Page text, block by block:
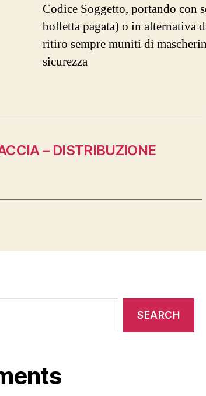
Codice Soggetto, portando con
bolletta pagata) o in alternativa
ritiro sempre muniti di
sicurezza
– DISTRIBUZIONE